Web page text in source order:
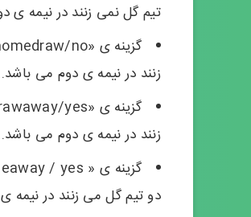
تیم گل نمی زنند در نیمه ی
زنند در نیمه ی دوم می باشد.
زنند در نیمه ی دوم می باشد.
دو تیم گل می زنند در نیمه